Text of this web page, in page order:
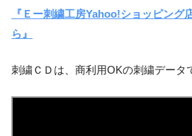
『Ｅー刺繍工房Yahoo!ショッピン
ら』
刺繍ＣＤは、商利用OKの刺繍データ